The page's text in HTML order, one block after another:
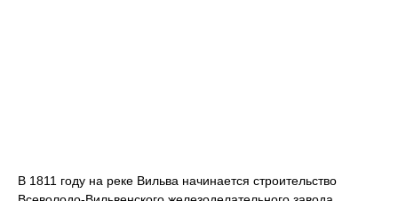
В 1811 году на реке Вильва начинается строительство